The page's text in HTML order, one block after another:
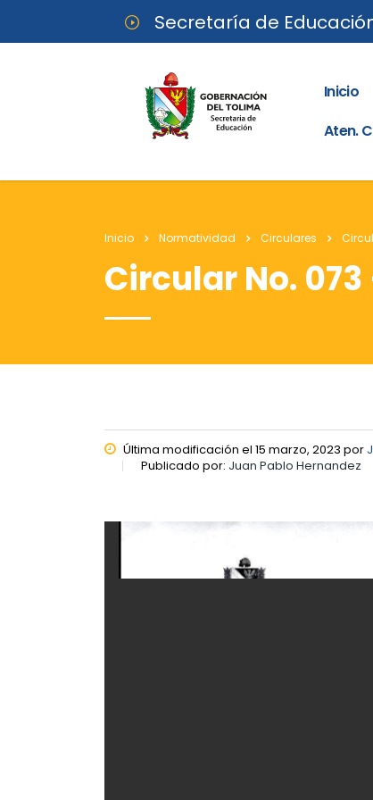
Secretaría de
Inicio
Aten.
Inicio Normatividad Circulares
Circular No. 073
Última modificación el 15 marzo, 2023 por
Publicado por: Juan Pablo Hernandez